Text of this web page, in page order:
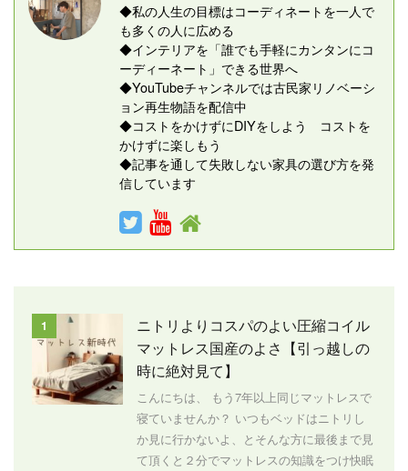
◆私の人生の目標はコーディネートを一人で
も多くの人に広める
◆インテリアを「誰でも手軽にカンタンにコ
ーディーネート」できる世界へ
◆YouTubeチャンネルでは古民家リノベーシ
ョン再生物語を配信中
◆コストをかけずにDIYをしよう コストを
かけずに楽しもう
◆記事を通して失敗しない家具の選び方を発
信しています
1
ニトリよりコスパのよい圧縮コイル
マットレス国産のよさ【引っ越しの
時に絶対見て】
こんにちは、 もう7年以上同じマットレスで
寝ていませんか？ いつもベッドはニトリし
か見に行かないよ、とそんな方に最後まで見
て頂くと２分でマットレスの知識をつけ快眠